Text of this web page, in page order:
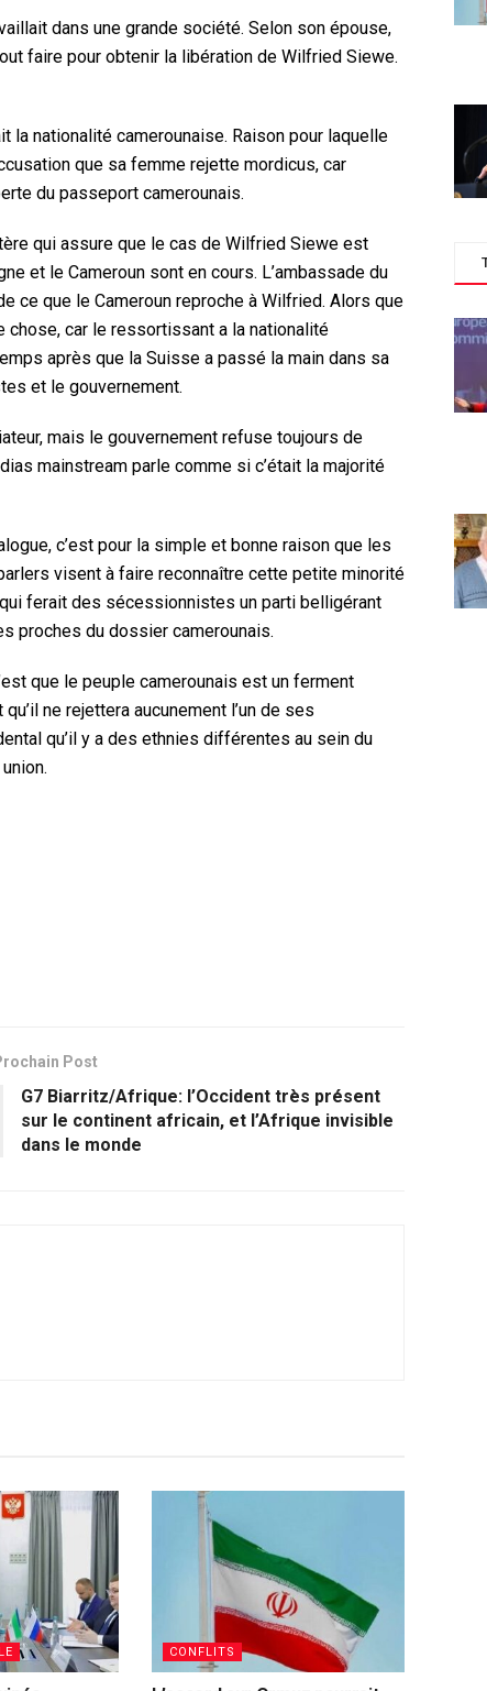
dans une grande société. Selon son ­­­épouse,
faire pour obtenir la libération de Wilfried Siewe.
la nationalité camerounaise. Raison pour laquelle
que sa femme rejette mordicus, car
du passeport camerounais.
qui assure que le cas de Wilfried Siewe est
et le Cameroun sont en cours. L’ambassade du
ce que le Cameroun reproche à Wilfried. Alors que
chose, car le ressortissant a la nationalité
après que la Suisse a passé la main dans sa
et le gouvernement.
mais le gouvernement refuse toujours de
mainstream parle comme si c’était la majorité
c’est pour la simple et bonne raison que les
visent à faire reconnaître cette petite minorité
ferait des sécessionnistes un parti belligérant
proches du dossier camerounais.
que le peuple camerounais est un ferment
ne rejettera aucunement l’un de ses
qu’il y a des ethnies différentes au sein du
Post
G7 Biarritz/Afrique: l’Occident très présent
sur le continent africain, et l’Afrique invisible
dans le monde
CONFLITS